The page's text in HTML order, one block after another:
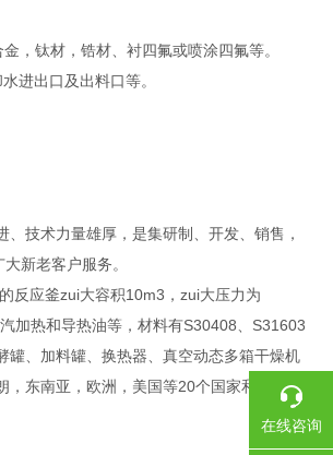
，钛材，锆材、衬四氟或喷涂四氟等。
进出口及出料口等。
技术力量雄厚，是集研制、开发、销售，
新老客户服务。
反应釜zui大容积10m3，zui大压力为
加热和导热油等，材料有S30408、S31603
罐、加料罐、换热器、真空动态多箱干燥机
，东南亚，欧洲，美国等20个国家和地区。
在线咨询